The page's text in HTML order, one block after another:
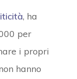
, ha
per
i propri
hanno